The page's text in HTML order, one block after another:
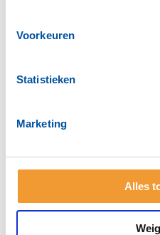
Voorkeuren
Statistieken
Marketing
Alles
Werk aan de winkel in de
Nieuws 2023
Nieuws